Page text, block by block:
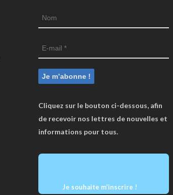
Cliquez sur le bouton ci-dessous, afin
de recevoir nos lettres de nouvelles et
informations pour tous.
Je souhaite m’inscrire !